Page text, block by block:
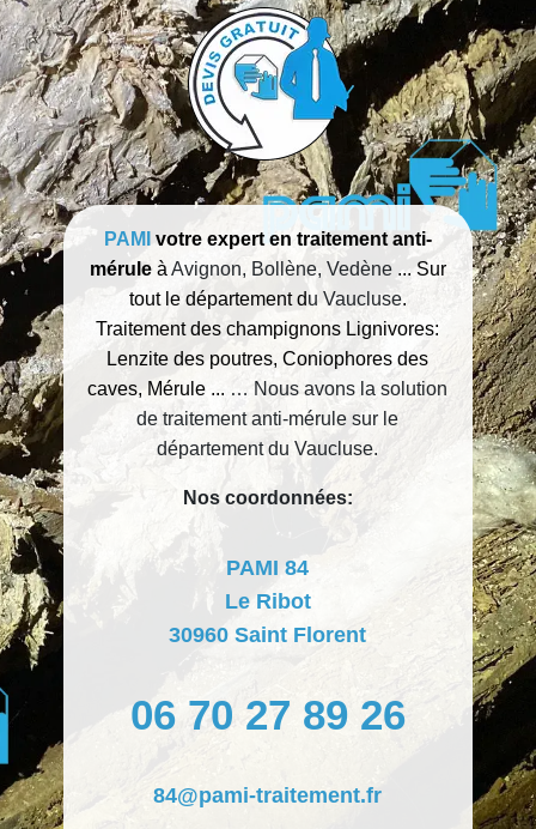
PAMI votre expert en traitement anti-
méruleà Avignon, Bollène, Vedène... Sur
tout le département du Vaucluse.
Traitement des champignons Lignivores:
Lenzite des poutres, Coniophores des
caves, Mérule ... … Nous avons la solution
de traitement anti-mérule sur le
département du Vaucluse.
Nos coordonnées:
PAMI 84
Le Ribot
30960 Saint Florent
06 70 27 89 26
84@pami-traitement.fr